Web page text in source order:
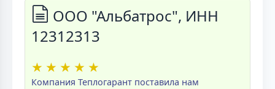
ООО "Альбатрос", ИНН
12312313
★ ★ ★ ★ ★
Компания Теплогарант поставила нам